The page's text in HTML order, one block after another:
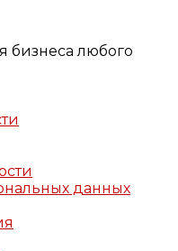
бизнеса любого
данных